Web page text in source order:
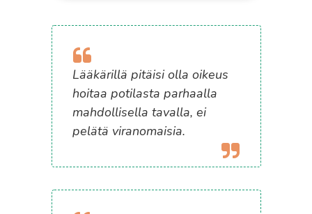
Lääkärillä pitäisi olla oikeus
hoitaa potilasta parhaalla
mahdollisella tavalla, ei
pelätä viranomaisia.